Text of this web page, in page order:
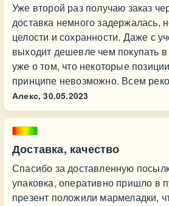
Уже второй раз получаю заказ
доставка немного задержалась,
целости и сохранности. Даже с
выходит дешевле чем покупать
уже о том, что некоторые
принципе невозможно. Всем
Алекс, 30.05.2023
Доставка, качество
Спасибо за доставленную
упаковка, оперативно пришло в
презент положили мармеладки,